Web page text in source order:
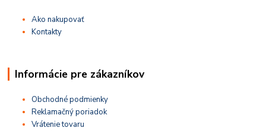
Ako nakupovať
Kontakty
Informácie pre zákazníkov
Obchodné podmienky
Reklamačný poriadok
Vrátenie tovaru